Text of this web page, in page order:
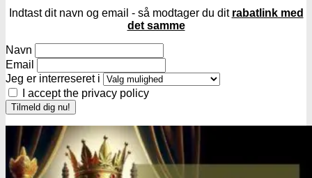
Indtast dit navn og email - så modtager du dit rabatlink med
det samme
Navn
Email
Jeg er interreseret i
I accept the privacy policy